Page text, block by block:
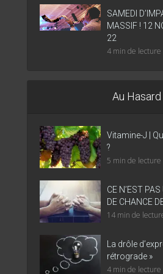
SAMEDI
MASSIF ! 12
22
4 min de lecture
Au Hasard
Vitamine-J |
?
5 min de lecture
CE N’EST
DE CHANCE
14 min de
La drôle
rétrograde »
4 min de lecture